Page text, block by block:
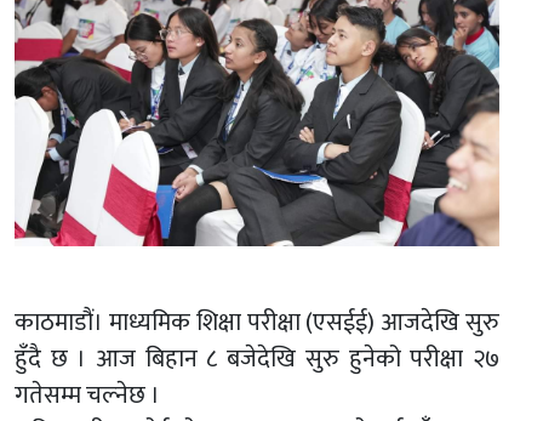
काठमाडौं। माध्यमिक शिक्षा परीक्षा (एसईई) आजदेखि सुरु
हुँदै छ । आज बिहान ८ बजेदेखि सुरु हुनेको परीक्षा २७
गतेसम्म चल्नेछ ।